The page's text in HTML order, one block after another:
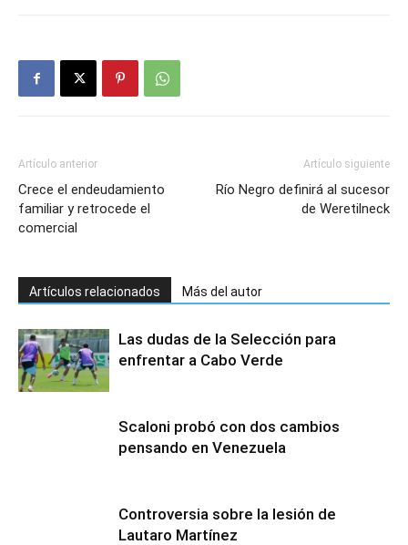
Artículo anterior
Crece el endeudamiento
familiar y retrocede el
comercial
Artículo siguiente
Río Negro definirá al sucesor
de Weretilneck
Artículos relacionados Más del autor
Las dudas de la Selección para
enfrentar a Cabo Verde
Scaloni probó con dos cambios
pensando en Venezuela
Controversia sobre la lesión de
Lautaro Martínez